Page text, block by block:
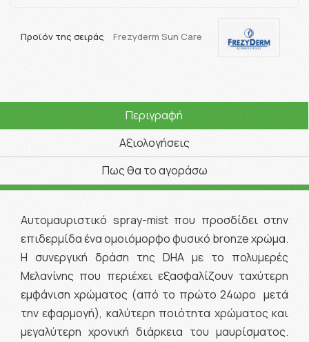
Προϊόν της σειράς Frezyderm Sun Care
Περιγραφή
Αξιολογήσεις
Πως θα το αγοράσω
Αυτομαυριστικό spray-mist που προσδίδει στην
επιδερμίδα ένα ομοιόμορφο φυσικό bronze χρώμα.
Η συνεργική δράση της DHA με το πολυμερές
Μελανίνης που περιέχει εξασφαλίζουν ταχύτερη
εμφάνιση χρώματος (από το πρώτο 24ωρο μετά
την εφαρμογή), καλύτερη ποιότητα χρώματος και
μεγαλύτερη χρονική διάρκεια του μαυρίσματος.